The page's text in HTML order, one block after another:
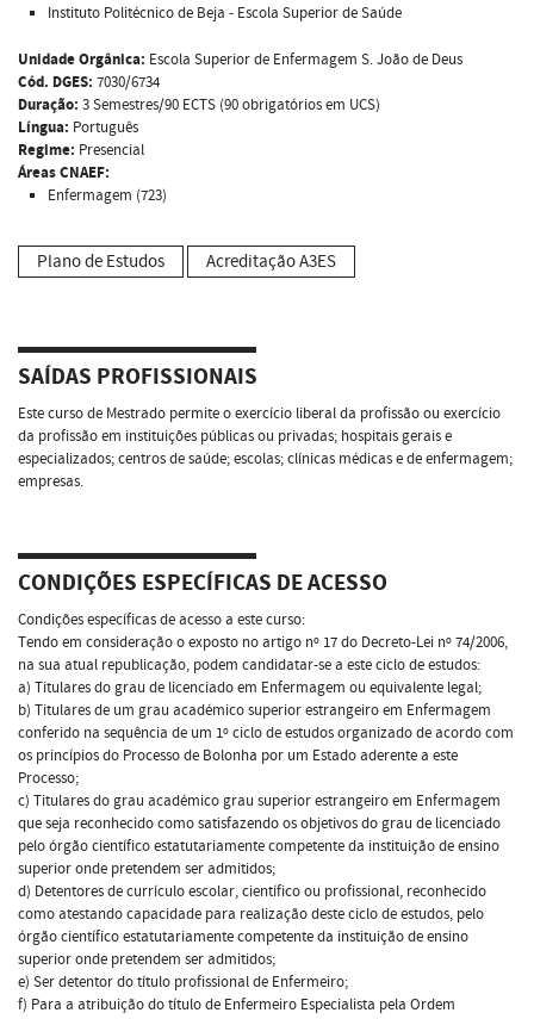
Instituto Politécnico de Beja - Escola Superior de Saúde
Unidade Orgânica: Escola Superior de Enfermagem S. João de Deus
Cód. DGES: 7030/6734
Duração: 3 Semestres/90 ECTS (90 obrigatórios em UCS)
Língua: Português
Regime: Presencial
Áreas CNAEF:
Enfermagem (723)
Plano de Estudos Acreditação A3ES
SAÍDAS PROFISSIONAIS
Este curso de Mestrado permite o exercício liberal da profissão ou exercício
da profissão em instituições públicas ou privadas; hospitais gerais e
especializados; centros de saúde; escolas; clínicas médicas e de enfermagem;
empresas.
CONDIÇÕES ESPECÍFICAS DE ACESSO
Condições específicas de acesso a este curso:
Tendo em consideração o exposto no artigo nº 17 do Decreto-Lei nº 74/2006,
na sua atual republicação, podem candidatar-se a este ciclo de estudos:
a) Titulares do grau de licenciado em Enfermagem ou equivalente legal;
b) Titulares de um grau académico superior estrangeiro em Enfermagem
conferido na sequência de um 1º ciclo de estudos organizado de acordo com
os princípios do Processo de Bolonha por um Estado aderente a este
Processo;
c) Titulares do grau académico grau superior estrangeiro em Enfermagem
que seja reconhecido como satisfazendo os objetivos do grau de licenciado
pelo órgão científico estatutariamente competente da instituição de ensino
superior onde pretendem ser admitidos;
d) Detentores de currículo escolar, científico ou profissional, reconhecido
como atestando capacidade para realização deste ciclo de estudos, pelo
órgão científico estatutariamente competente da instituição de ensino
superior onde pretendem ser admitidos;
e) Ser detentor do título profissional de Enfermeiro;
f) Para a atribuição do título de Enfermeiro Especialista pela Ordem